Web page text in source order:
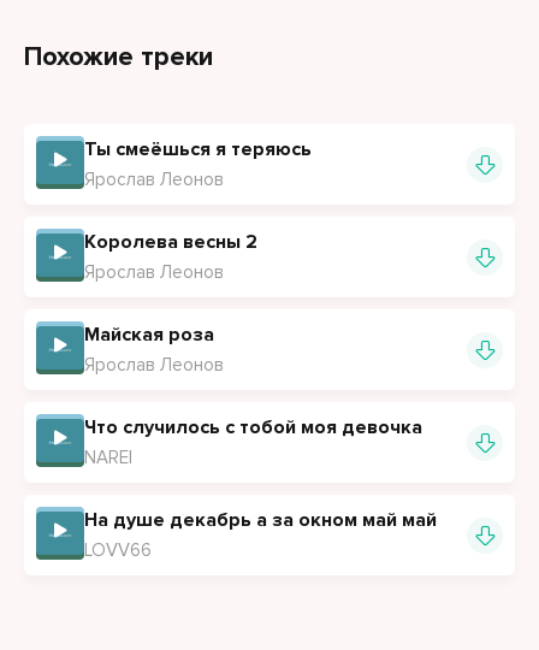
Похожие треки
Ты смеёшься я теряюсь
Ярослав Леонов
Королева весны 2
Ярослав Леонов
Майская роза
Ярослав Леонов
Что случилось с тобой моя девочка
NAREI
На душе декабрь а за окном май май
LOVV66